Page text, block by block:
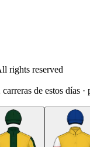
rights reserved
carreras de estos días